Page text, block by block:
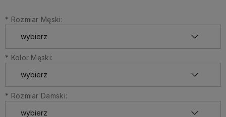
* Rozmiar Męski:
* Kolor Męski:
* Rozmiar Damski: